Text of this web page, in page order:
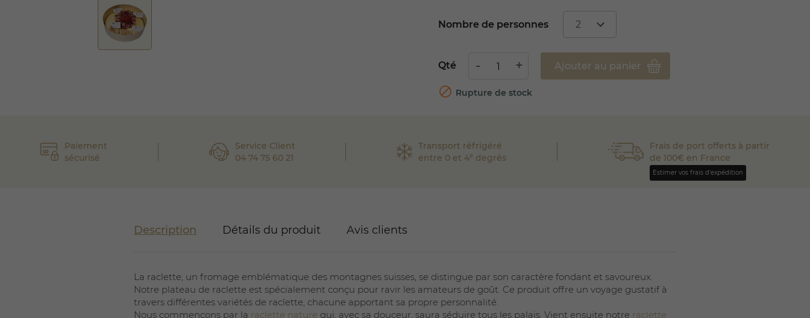
Paiement
sécurisé
Service Client
04 74 75 60 21
Transport réfrigéré
entre 0 et 4° degrés
Frais de port offerts à partir
de 100€ en France
Estimer vos frais d'expédition
Description Détails du produit Avis clients
La raclette, un fromage emblématique des montagnes suisses, se distingue par son caractère fondant et savoureux.
Notre plateau de raclette est spécialement conçu pour ravir les amateurs de goût. Ce produit offre un voyage gustatif à
travers différentes variétés de raclette, chacune apportant sa propre personnalité.
Nous commençons par la raclette nature qui, avec sa douceur, saura séduire tous les palais. Vient ensuite notre raclette
Nombre de personnes
Qté Ajouter au panier
 Rupture de stock